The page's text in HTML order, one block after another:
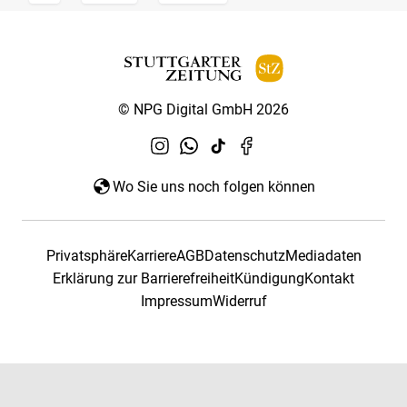
© NPG Digital GmbH 2026
Wo Sie uns noch folgen können
PrivatsphäreKarriereAGBDatenschutzMediadaten
Erklärung zur BarrierefreiheitKündigungKontakt
ImpressumWiderruf